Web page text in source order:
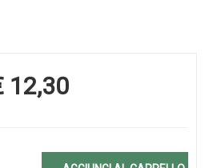
Prezzo
12,30